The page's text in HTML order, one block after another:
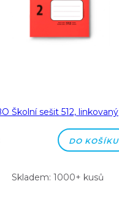
Školní sešit 512, linkovaný
DO KOŠÍKU
Skladem: 1000+ kusů